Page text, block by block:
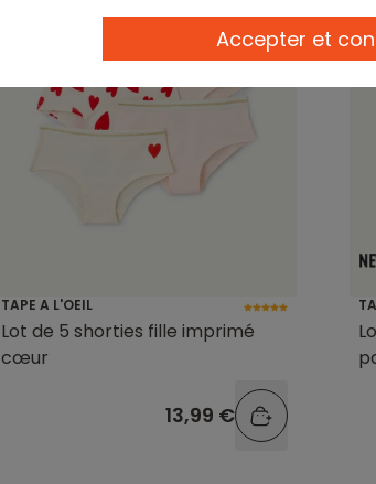
TAPE A L'OEIL
Lot de 5 shorties fille imprimé
cœur
13,99 €
Accepter et